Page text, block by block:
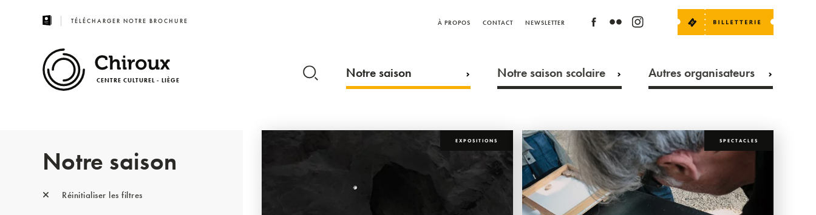
TÉLÉCHARGER NOTRE BROCHURE À PROPOS CONTACT NEWSLETTER
CENTRE CULTUREL - LIÈGE Notre saison Notre saison scolaire Autres organisateurs
Notre saison
Réinitialiser les filtres
EXPOSITIONS SPECTACLES